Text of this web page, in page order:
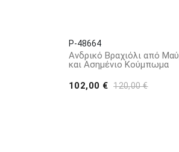
P-48664
Ανδρικό Βραχιόλι από
και Ασημένιο Κούμπωμα
102,00 € 120,00 €